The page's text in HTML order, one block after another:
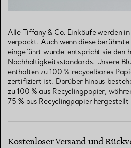
Alle Tiffany & Co. Einkäufe werden
verpackt. Auch wenn diese
eingeführt wurde, entspricht sie den
Nachhaltigkeitsstandards. Unsere
enthalten zu 100 % recycelbares
zertifiziert ist. Darüber hinaus
zu 100 % aus Recyclingpapier,
75 % aus Recyclingpapier hergestellt
Kostenloser Versand und